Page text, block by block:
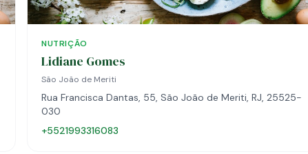
NUTRIÇÃO
Lidiane Gomes
São João de Meriti
Rua Francisca Dantas, 55, São João de Meriti, RJ, 25525-
030
+5521993316083